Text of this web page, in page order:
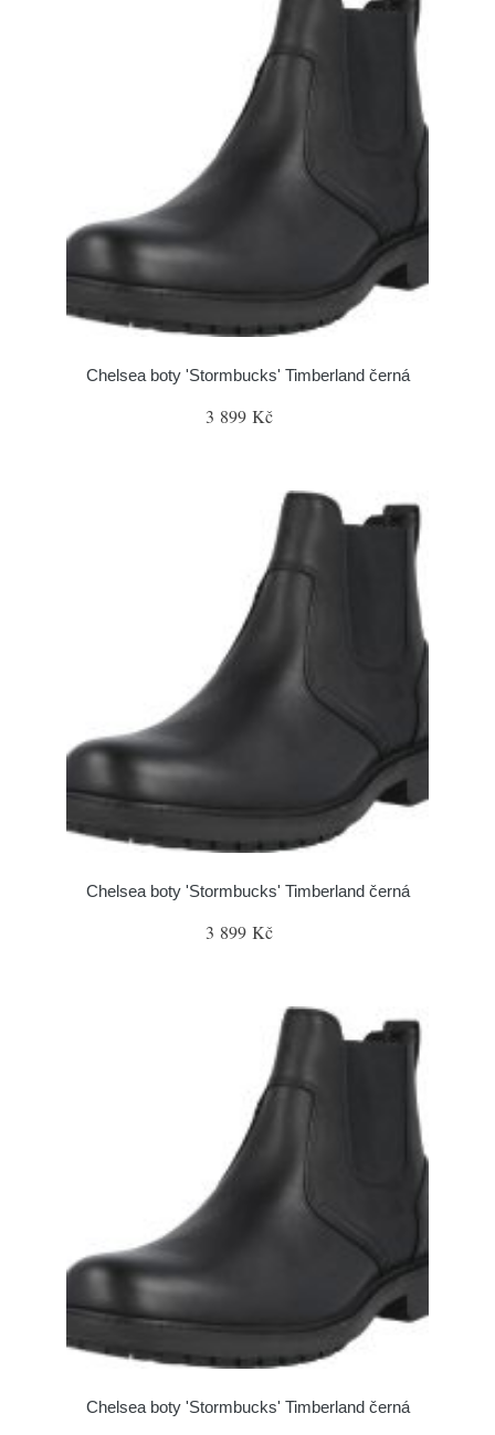
Chelsea boty 'Stormbucks' Timberland černá
3 899 Kč
Chelsea boty 'Stormbucks' Timberland černá
3 899 Kč
Chelsea boty 'Stormbucks' Timberland černá